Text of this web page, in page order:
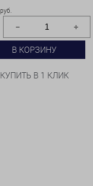
руб.
В КОРЗИНУ
КУПИТЬ В 1 КЛИК